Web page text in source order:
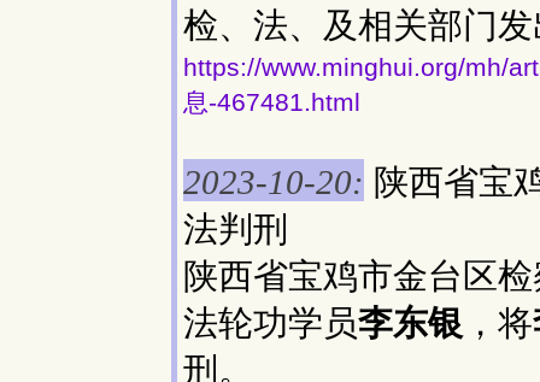
检、法、及相关部门
https://www.minghui.org/mh/
息-467481.html
2023-10-20: 陕西省宝
法判刑
陕西省宝鸡市金台区
法轮功学员李东银 ，将
刑。